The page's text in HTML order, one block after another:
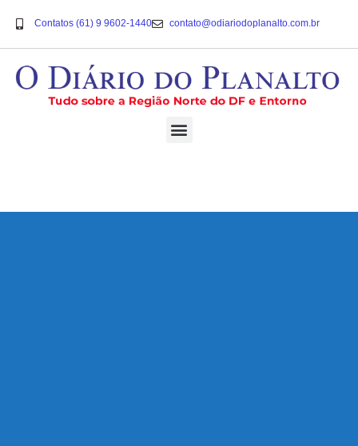
Contatos (61) 9 9602-1440 contato@odiariodoplanalto.com.br